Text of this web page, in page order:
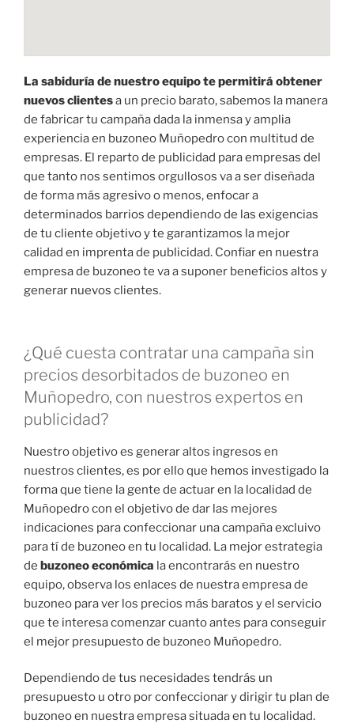
La sabiduría de nuestro equipo te permitirá obtener
nuevos clientesa un precio barato, sabemos la manera
de fabricar tu campaña dada la inmensa y amplia
experiencia en buzoneo Muñopedro con multitud de
empresas. El reparto de publicidad para empresas del
que tanto nos sentimos orgullosos va a ser diseñada
de forma más agresivo o menos, enfocar a
determinados barrios dependiendo de las exigencias
de tu cliente objetivo y te garantizamos la mejor
calidad en imprenta de publicidad. Confiar en nuestra
empresa de buzoneo te va a suponer beneficios altos y
generar nuevos clientes.
¿Qué cuesta contratar una campaña sin
precios desorbitados de buzoneo en
Muñopedro, con nuestros expertos en
publicidad?
Nuestro objetivo es generar altos ingresos en
nuestros clientes, es por ello que hemos investigado la
forma que tiene la gente de actuar en la localidad de
Muñopedro con el objetivo de dar las mejores
indicaciones para confeccionar una campaña excluivo
para tí de buzoneo en tu localidad. La mejor estrategia
de buzoneo económica la encontrarás en nuestro
equipo, observa los enlaces de nuestra empresa de
buzoneo para ver los precios más baratos y el servicio
que te interesa comenzar cuanto antes para conseguir
el mejor presupuesto de buzoneo Muñopedro.
Dependiendo de tus necesidades tendrás un
presupuesto u otro por confeccionar y dirigir tu plan de
buzoneo en nuestra empresa situada en tu localidad.